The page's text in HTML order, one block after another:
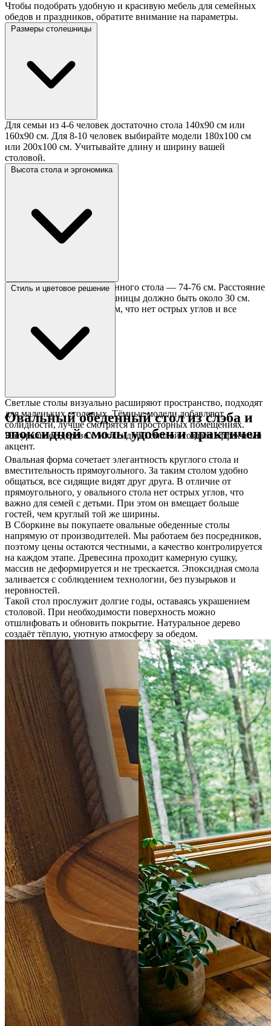
Чтобы подобрать удобную и красивую мебель для семейных
обедов и праздников, обратите внимание на параметры.
Размеры столешницы
Для семьи из 4-6 человек достаточно стола 140х90 см или
160х90 см. Для 8-10 человек выбирайте модели 180х100 см
или 200х100 см. Учитывайте длину и ширину вашей
столовой.
Высота стола и эргономика
Стандартная высота обеденного стола — 74-76 см. Расстояние
от сиденья стула до столешницы должно быть около 30 см.
Овальная форма удобна тем, что нет острых углов и все
Стиль и цветовое решение
Светлые столы визуально расширяют пространство, подходят
для маленьких столовых. Тёмные модели добавляют
солидности, лучше смотрятся в просторных помещениях.
Натуральное дерево с эпоксидной смолой создаёт эффектный
акцент.
Овальный обеденный стол из слэба и
эпоксидной смолы удобен и практичен
Овальная форма сочетает элегантность круглого стола и
вместительность прямоугольного. За таким столом удобно
общаться, все сидящие видят друг друга. В отличие от
прямоугольного, у овального стола нет острых углов, что
важно для семей с детьми. При этом он вмещает больше
гостей, чем круглый той же ширины.
В Сборкине вы покупаете овальные обеденные столы
напрямую от производителей. Мы работаем без посредников,
поэтому цены остаются честными, а качество контролируется
на каждом этапе. Древесина проходит камерную сушку,
массив не деформируется и не трескается. Эпоксидная смола
заливается с соблюдением технологии, без пузырьков и
неровностей.
Такой стол прослужит долгие годы, оставаясь украшением
столовой. При необходимости поверхность можно
отшлифовать и обновить покрытие. Натуральное дерево
создаёт тёплую, уютную атмосферу за обедом.